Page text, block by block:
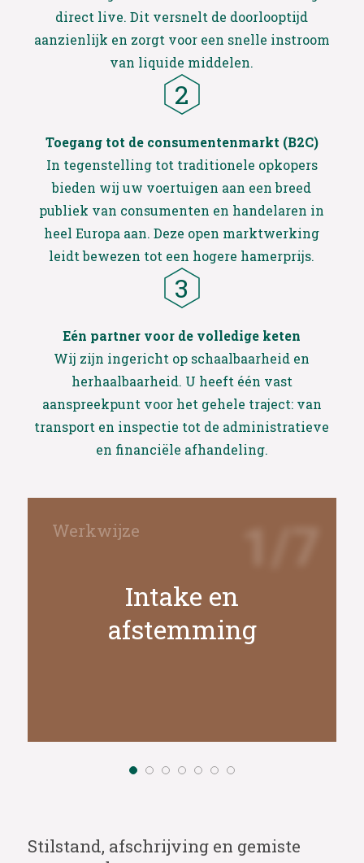
direct live. Dit versnelt de doorlooptijd
aanzienlijk en zorgt voor een snelle instroom
van liquide middelen.
Toegang tot de consumentenmarkt (B2C)
In tegenstelling tot traditionele opkopers
bieden wij uw voertuigen aan een breed
publiek van consumenten en handelaren in
heel Europa aan. Deze open marktwerking
leidt bewezen tot een hogere hamerprijs.
Eén partner voor de volledige keten
Wij zijn ingericht op schaalbaarheid en
herhaalbaarheid. U heeft één vast
aanspreekpunt voor het gehele traject: van
transport en inspectie tot de administratieve
en financiële afhandeling.
1/7
Intake en
afstemming
Stilstand, afschrijving en gemiste